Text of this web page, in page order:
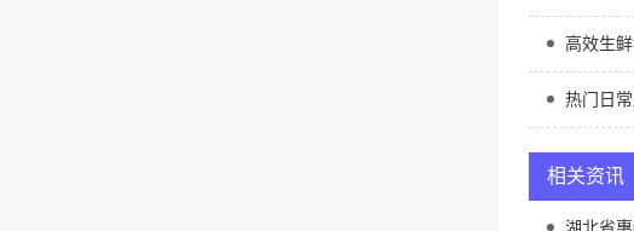
高效生
热门日
相关资讯